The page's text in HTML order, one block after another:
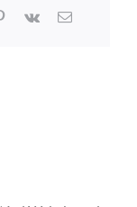
Pinterest
Vk Email